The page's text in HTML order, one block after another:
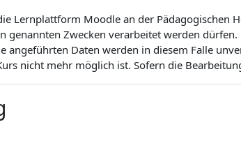
Lernplattform Moodle an der
genannten Zwecken verarbeitet werden
Daten werden in diesem Falle
nicht mehr möglich ist. Sofern die